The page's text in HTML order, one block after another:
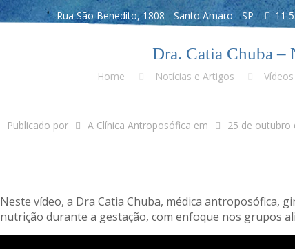
Rua São Benedito, 1808 - Santo Amaro - SP 11
Dra. Catia Chuba –
Home Notícias e Artigos Vídeos
Publicado por A Clínica Antroposófica em 25 de outubro
Neste vídeo, a Dra Catia Chuba, médica antroposófica,
nutrição durante a gestação, com enfoque nos grupos